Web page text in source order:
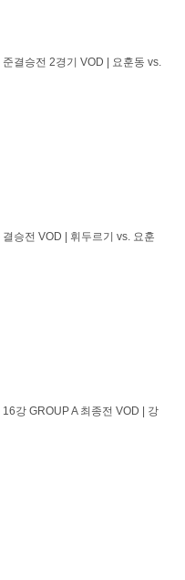
결승전 2경기 VOD | 요훈동 vs.
승전 VOD | 휘두르기 vs. 요훈
강 GROUP A 최종전 VOD | 강